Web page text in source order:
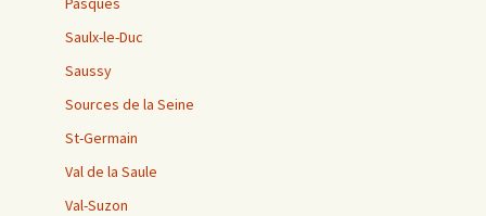
Saulx-le-Duc
Saussy
Sources de la Seine
St-Germain
Val de la Saule
Val-Suzon